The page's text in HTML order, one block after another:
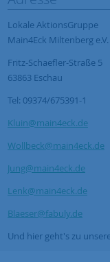
Lokale AktionsGruppe
Main4Eck Miltenberg e.V.
Fritz-Schaefler-Straße 5
63863 Eschau
Tel: 09374/675391-1
Kluin@main4eck.de
Wollbeck@main4eck.de
Jung@main4eck.de
Lenk@main4eck.de
Blaeser@fabuly.de
Und hier geht's zu